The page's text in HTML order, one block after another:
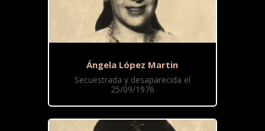
Ángela López Martin
Secuestrada y desaparecida el
25/09/1976